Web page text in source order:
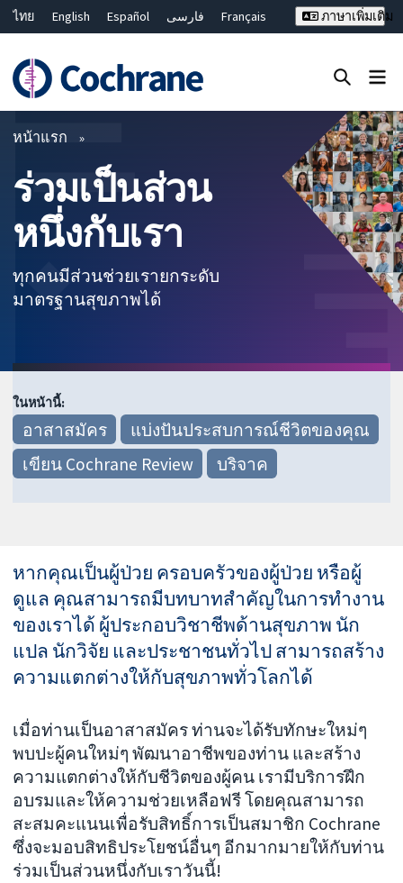
ไทย English Español فارسی
Français
Bahasa Malaysia
繁體中文 简体中文
ภาษาเพิ่มเติม
ตัวกรอง ปิดการค้นหา ✖
หน้าแรก
ร่วมเป็นส่วน
หนึ่งกับเรา
ทุกคนมีส่วนช่วยเรายกระดับ
มาตรฐานสุขภาพได้
ในหน้านี้:
อาสาสมัคร
แบ่งปันประสบการณ์ชีวิตของคุณ
เขียน Cochrane Review
บริจาค
หากคุณเป็นผู้ป่วย ครอบครัวของผู้ป่วย หรือผู้
ดูแล คุณสามารถมีบทบาทสำคัญในการทำงาน
ของเราได้ ผู้ประกอบวิชาชีพด้านสุขภาพ นัก
แปล นักวิจัย และประชาชนทั่วไป สามารถสร้าง
ความแตกต่างให้กับสุขภาพทั่วโลกได้
เมื่อท่านเป็นอาสาสมัคร ท่านจะได้รับทักษะใหม่ๆ
พบปะผู้คนใหม่ๆ พัฒนาอาชีพของท่าน และสร้าง
ความแตกต่างให้กับชีวิตของผู้คน เรามีบริการฝึก
อบรมและให้ความช่วยเหลือฟรี โดยคุณสามารถ
สะสมคะแนนเพื่อรับสิทธิ์การเป็นสมาชิก Cochrane
ซึ่งจะมอบสิทธิประโยชน์อื่นๆ อีกมากมายให้กับท่าน
ร่วมเป็นส่วนหนึ่งกับเราวันนี้!